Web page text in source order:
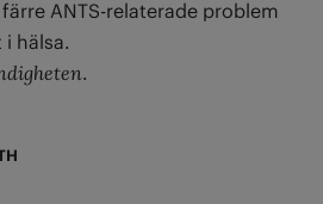
ANTS-relaterade problem
hälsa.
.